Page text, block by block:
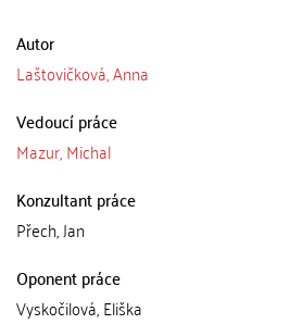
Autor
Laštovičková, Anna
Vedoucí práce
Mazur, Michal
Konzultant práce
Přech, Jan
Oponent práce
Vyskočilová, Eliška